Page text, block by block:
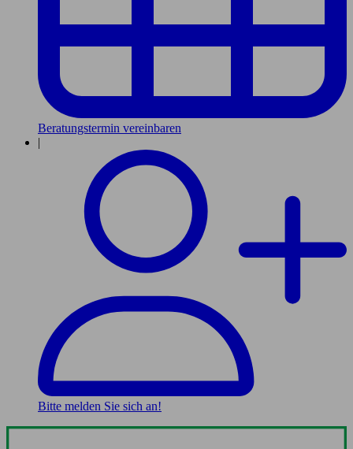
Beratungstermin vereinbaren
|
Bitte melden Sie sich an!